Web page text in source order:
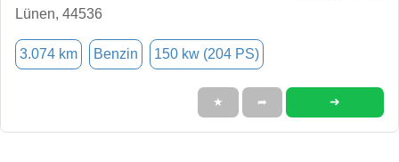
Lünen, 44536
3.074 km Benzin 150 kw (204 PS)
★ ➦ ➜